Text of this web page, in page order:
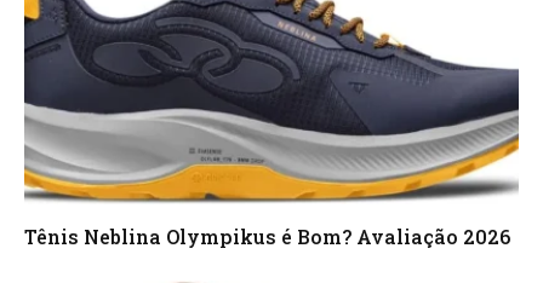
Tênis Neblina Olympikus é Bom? Avaliação 2026